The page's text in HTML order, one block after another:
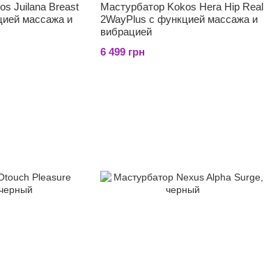
Juilana Breast
массажа и
Мастурбатор Kokos Hera Hip Real
2WayPlus с функцией массажа и
вибрацией
6 499 грн